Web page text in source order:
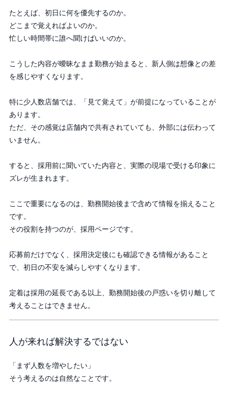
たとえば、初日に何を優先するのか。
どこまで覚えればよいのか。
忙しい時間帯に誰へ聞けばいいのか。
こうした内容が曖昧なまま勤務が始まると、新人側は想像との差
を感じやすくなります。
特に少人数店舗では、「見て覚えて」が前提になっていることが
あります。
ただ、その感覚は店舗内で共有されていても、外部には伝わって
いません。
すると、採用前に聞いていた内容と、実際の現場で受ける印象に
ズレが生まれます。
ここで重要になるのは、勤務開始後まで含めて情報を揃えること
です。
その役割を持つのが、採用ページです。
応募前だけでなく、採用決定後にも確認できる情報があること
で、初日の不安を減らしやすくなります。
定着は採用の延長である以上、勤務開始後の戸惑いを切り離して
考えることはできません。
人が来れば解決するではない
「まず人数を増やしたい」
そう考えるのは自然なことです。